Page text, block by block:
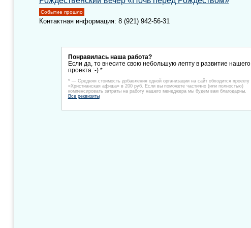
Событие прошло
Контактная информация: 8 (921) 942-56-31
Понравилась наша работа?
Если да, то внесите свою небольшую лепту в развитие нашего
проекта :-) *
* — Средняя стоимость добавления одной организации на сайт обходится проекту
«Христианская афиша» в 200 руб. Если вы поможете частично (или полностью)
компенсировать затраты на работу нашего менеджера мы будем вам благодарны.
Все реквизиты